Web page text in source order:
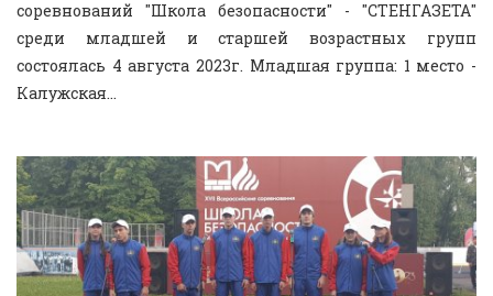
соревнований "Школа безопасности" - "СТЕНГАЗЕТА"
среди младшей и старшей возрастных групп
состоялась 4 августа 2023г. Младшая группа: 1 место -
Калужская...